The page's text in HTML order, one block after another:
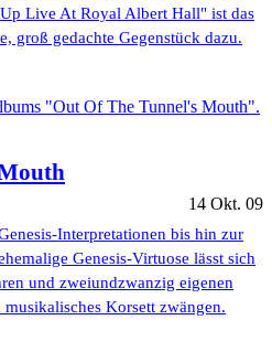
Live At Royal Albert Hall" ist das
groß gedachte Gegenstück dazu.
14 Okt. 09
Interpretationen bis hin zur
Genesis-Virtuose lässt sich
und zweiundzwanzig eigenen
Korsett zwängen.